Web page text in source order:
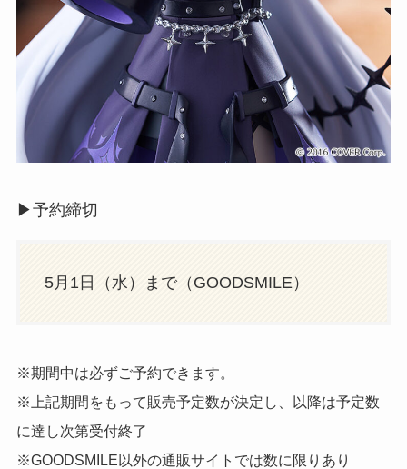
▶︎予約締切
5月1日（水）まで（GOODSMILE）
※期間中は必ずご予約できます。
※上記期間をもって販売予定数が決定し、以降は予定数
に達し次第受付終了
※GOODSMILE以外の通販サイトでは数に限りあり